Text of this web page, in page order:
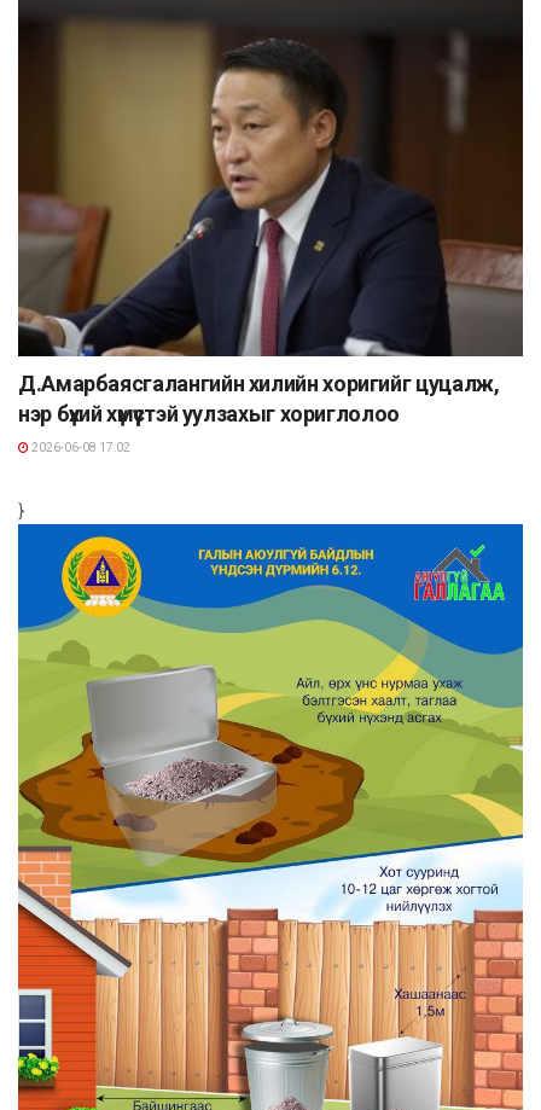
Д.Амарбаясгалангийн хилийн хоригийг цуцалж,
нэр бүхий хүмүүстэй уулзахыг хориглолоо
2026-06-08 17:02
}